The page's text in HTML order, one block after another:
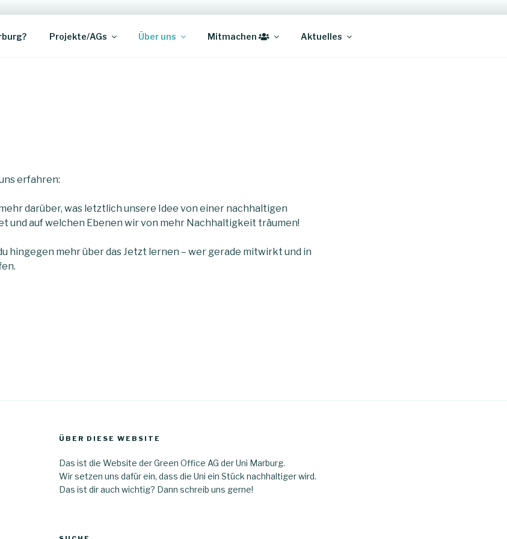
UNI MARBURG
Projekte/AGs Über uns Mitmachen Aktuelles
erfahren:
darüber, was letztlich unsere Idee von einer nachhaltigen
und auf welchen Ebenen wir von mehr Nachhaltigkeit träumen!
hingegen mehr über das Jetzt lernen – wer gerade mitwirkt und in
ÜBER DIESE WEBSITE
Das ist die Website der Green Office AG der Uni Marburg.
Wir setzen uns dafür ein, dass die Uni ein Stück nachhaltiger wird.
Das ist dir auch wichtig? Dann schreib uns gerne!